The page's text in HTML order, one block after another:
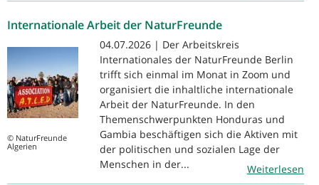
Internationale Arbeit der NaturFreunde
© NaturFreunde
Algerien
04.07.2026 | Der Arbeitskreis
Internationales der NaturFreunde Berlin
trifft sich einmal im Monat in Zoom und
organisiert die inhaltliche internationale
Arbeit der NaturFreunde. In den
Themenschwerpunkten Honduras und
Gambia beschäftigen sich die Aktiven mit
der politischen und sozialen Lage der
Menschen in der...
Weiterlesen